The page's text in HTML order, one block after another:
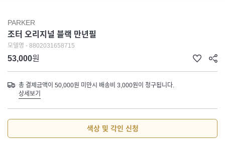
PARKER
조터 오리지널 블랙 만년필
모델명 - 8802031658715
53,000원
총 결제금액이 50,000원 미만시 배송비 3,000원이 청구됩니다.
상세보기
색상 및 각인 신청